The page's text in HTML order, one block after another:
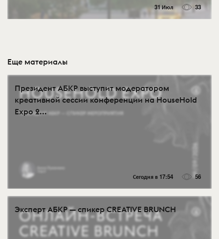
31 Июл 33
Еще материалы
Президент АБКР выступит модератором
креативной сессии конференции на HouseHold
Expo 2...
Сегодня в 17:54 56
Эксперт АБКР — спикер CREATIVE BRUNCH